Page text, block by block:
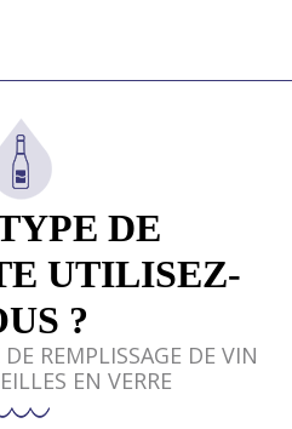
DE
UTILISEZ-
?
REMPLISSAGE DE VIN
EN VERRE